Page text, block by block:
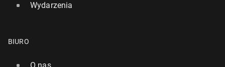
Wydarzenia
BIURO